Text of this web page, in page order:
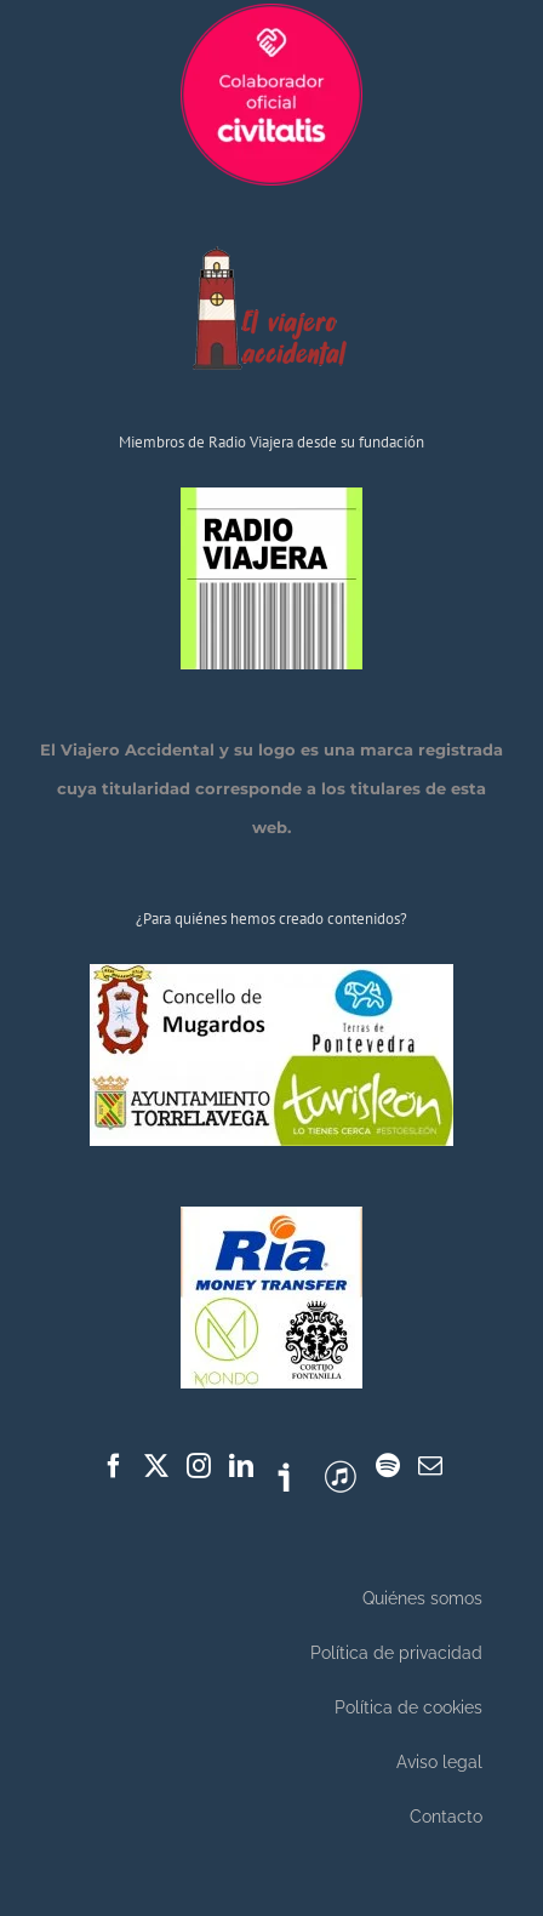
Miembros de Radio Viajera desde su fundación
El Viajero Accidental y su logo es una marca registrada
cuya titularidad corresponde a los titulares de esta
web.
¿Para quiénes hemos creado contenidos?
Quiénes somos
Política de privacidad
Política de cookies
Aviso legal
Contacto